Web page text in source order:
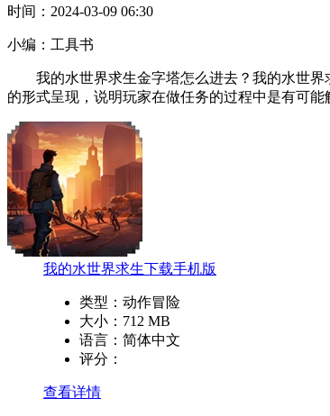
时间： 2024-03-09 06:30
小编： 工具书
我的水世界求生金字塔怎么进去？我的水世界
的形式呈现，说明玩家在做任务的过程中是有可
我的水世界求生下载手机版
类型： 动作冒险
大小： 712 MB
语言： 简体中文
评分：
查看详情